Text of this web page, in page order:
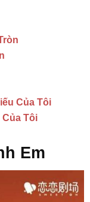
Của Tôi
Của Tôi
Em